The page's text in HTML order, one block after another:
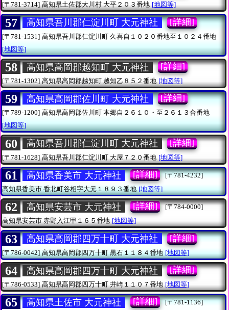
[〒781-3714] 高知県土佐郡大川村大平２０３番地 [地図等]
57 高知県吾川郡仁淀川町 大元神社 [詳細]
[〒781-1531] 高知県吾川郡仁淀川町 久喜自１０２０番地至１０２４番地
[地図等]
58 高知県高岡郡越知町 大元神社 [詳細]
[〒781-1302] 高知県高岡郡越知町越知乙８５２番地 [地図等]
59 高知県高岡郡佐川町 大元神社 [詳細]
[〒789-1200] 高知県高岡郡佐川町 本郷自２６１０・至２６１３合番地
[地図等]
60 高知県吾川郡仁淀川町 大元神社 [詳細]
[〒781-1628] 高知県吾川郡仁淀川町 大屋７２０番地 [地図等]
61 高知県香美市 大元神社 [詳細]
[〒781-4232]
高知県香美市香北町谷相字大元１８９３番地 [地図等]
62 高知県安芸市 大元神社 [詳細]
[〒784-0000]
高知県安芸市赤野入江甲１６５番地 [地図等]
63 高知県高岡郡四万十町 大元神社 [詳細]
[〒786-0042] 高知県高岡郡四万十町黒石１１８４番地 [地図等]
64 高知県高岡郡四万十町 大元神社 [詳細]
[〒786-0533] 高知県高岡郡四万十町井崎１１０７番地 [地図等]
65 高知県土佐市 大元神社 [詳細]
[〒781-1136]